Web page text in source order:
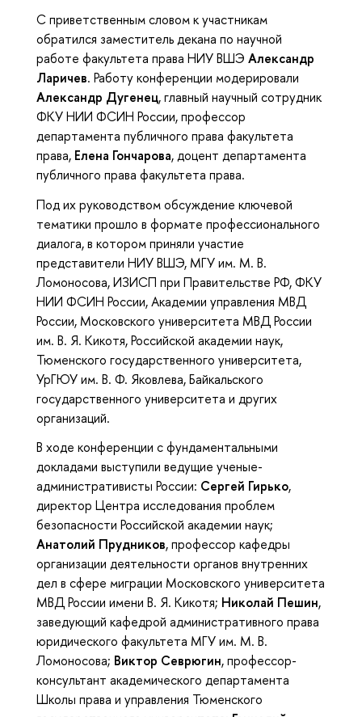
С приветственным словом к участникам
обратился заместитель декана по научной
работе факультета права НИУ ВШЭ Александр
Ларичев. Работу конференции модерировали
Александр Дугенец, главный научный сотрудник
ФКУ НИИ ФСИН России, профессор
департамента публичного права факультета
права, Елена Гончарова, доцент департамента
публичного права факультета права.
Под их руководством обсуждение ключевой
тематики прошло в формате профессионального
диалога, в котором приняли участие
представители НИУ ВШЭ, МГУ им. М. В.
Ломоносова, ИЗИСП при Правительстве РФ, ФКУ
НИИ ФСИН России, Академии управления МВД
России, Московского университета МВД России
им. В. Я. Кикотя, Российской академии наук,
Тюменского государственного университета,
УрГЮУ им. В. Ф. Яковлева, Байкальского
государственного университета и других
организаций.
В ходе конференции с фундаментальными
докладами выступили ведущие ученые-
административисты России: Сергей Гирько,
директор Центра исследования проблем
безопасности Российской академии наук;
Анатолий Прудников, профессор кафедры
организации деятельности органов внутренних
дел в сфере миграции Московского университета
МВД России имени В. Я. Кикотя; Николай Пешин,
заведующий кафедрой административного права
юридического факультета МГУ им. М. В.
Ломоносова; Виктор Севрюгин, профессор-
консультант академического департамента
Школы права и управления Тюменского